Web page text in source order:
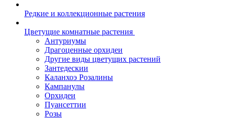
Редкие и коллекционные растения
Цветущие комнатные растения
Антуриумы
Драгоценные орхидеи
Другие виды цветущих растений
Зантедескии
Каланхоэ Розалины
Кампанулы
Орхидеи
Пуансеттии
Розы